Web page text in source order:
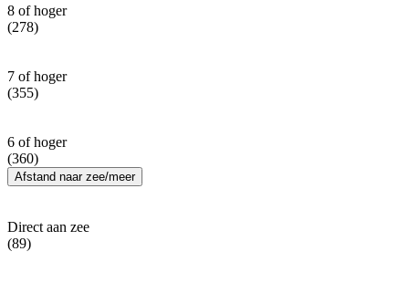
8 of hoger
(278)
7 of hoger
(355)
6 of hoger
(360)
Afstand naar zee/meer
Direct aan zee
(89)